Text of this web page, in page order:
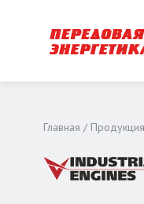
Главная Продукция